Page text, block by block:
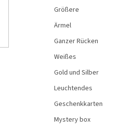
Größere
Ärmel
Ganzer Rücken
Weißes
Gold und Silber
Leuchtendes
Geschenkkarten
Mystery box